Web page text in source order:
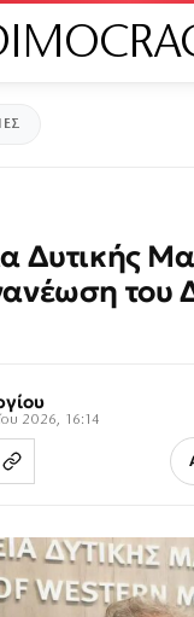
Δυτικής
του
2026, 16:14